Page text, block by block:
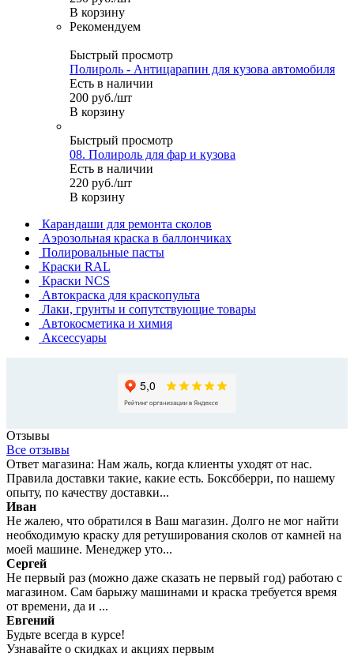
В корзину
Рекомендуем
Быстрый просмотр
Полироль - Антицарапин для кузова автомобиля
Есть в наличии
200 руб./шт
В корзину
Быстрый просмотр
08. Полироль для фар и кузова
Есть в наличии
220 руб./шт
В корзину
Карандаши для ремонта сколов
Аэрозольная краска в баллончиках
Полировальные пасты
Краски RAL
Краски NCS
Автокраска для краскопульта
Лаки, грунты и сопутствующие товары
Автокосметика и химия
Аксессуары
Отзывы
Все отзывы
Ответ магазина: Нам жаль, когда клиенты уходят от нас.
Правила доставки такие, какие есть. Боксбберри, по нашему
опыту, по качеству доставки...
Иван
Не жалею, что обратился в Ваш магазин. Долго не мог найти
необходимую краску для ретуширования сколов от камней на
моей машине. Менеджер уто...
Сергей
Не первый раз (можно даже сказать не первый год) работаю с
магазином. Сам барыжу машинами и краска требуется время
от времени, да и ...
Евгений
Будьте всегда в курсе!
Узнавайте о скидках и акциях первым